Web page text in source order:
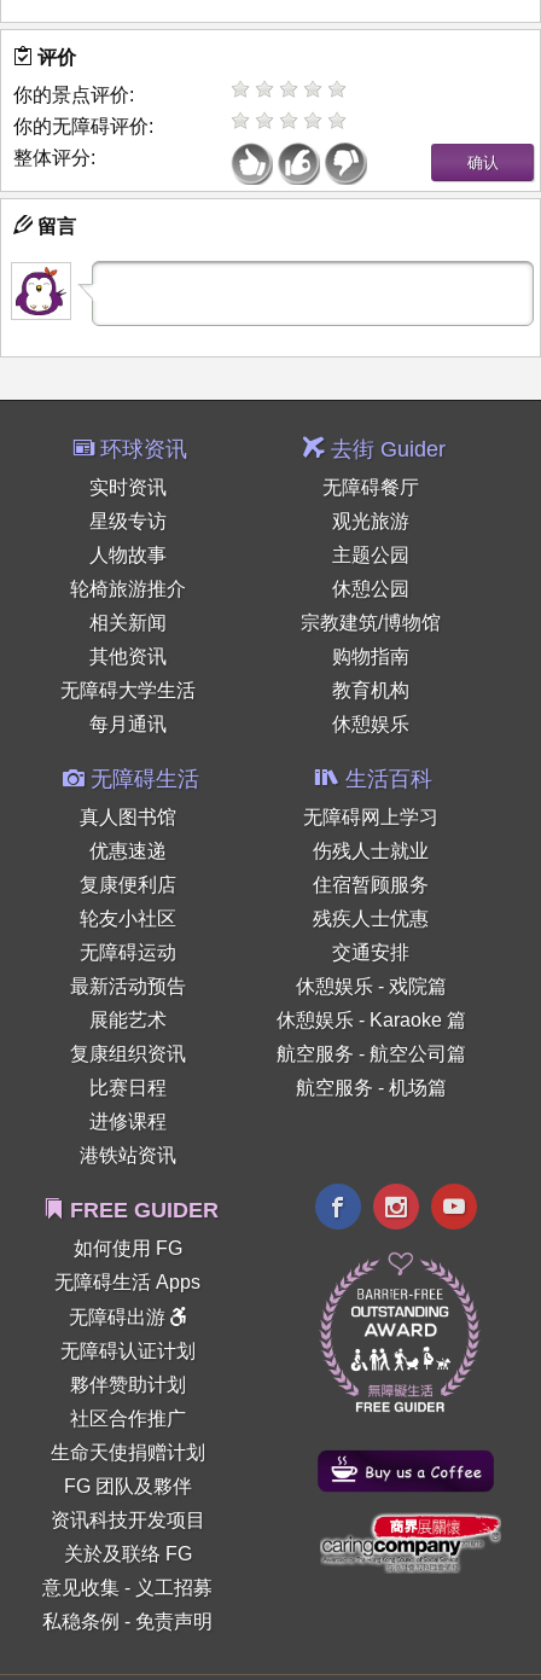
评价
你的景点评价:
你的无障碍评价:
整体评分:
留言
环球资讯
实时资讯
星级专访
人物故事
轮椅旅游推介
相关新闻
其他资讯
无障碍大学生活
每月通讯
去街 Guider
无障碍餐厅
观光旅游
主题公园
休憩公园
宗教建筑/博物馆
购物指南
教育机构
休憩娱乐
无障碍生活
真人图书馆
优惠速递
复康便利店
轮友小社区
无障碍运动
最新活动预告
展能艺术
复康组织资讯
比赛日程
进修课程
港铁站资讯
生活百科
无障碍网上学习
伤残人士就业
住宿暂顾服务
残疾人士优惠
交通安排
休憩娱乐 - 戏院篇
休憩娱乐 - Karaoke 篇
航空服务 - 航空公司篇
航空服务 - 机场篇
FREE GUIDER
如何使用 FG
无障碍生活 Apps
无障碍出游
无障碍认证计划
夥伴赞助计划
社区合作推广
生命天使捐赠计划
FG 团队及夥伴
资讯科技开发项目
关於及联络 FG
意见收集 - 义工招募
私稳条例 - 免责声明